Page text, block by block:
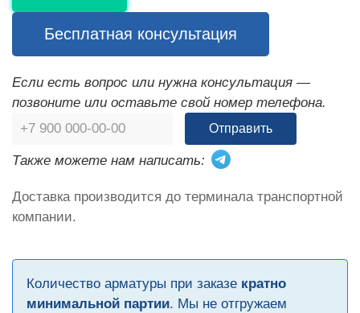
Бесплатная консультация
Если есть вопрос или нужна консультация —
позвоните или оставьте свой номер телефона.
Отправить
Также можете нам написать:
Доставка производится до терминала транспортной
компании.
Количество арматуры при заказе кратно
минимальной партии. Мы не отгружаем